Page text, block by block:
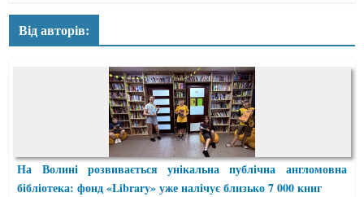
Від авторів:
На Волині розвивається унікальна публічна англомовна
бібліотека: фонд «Library» уже налічує близько 7 000 книг